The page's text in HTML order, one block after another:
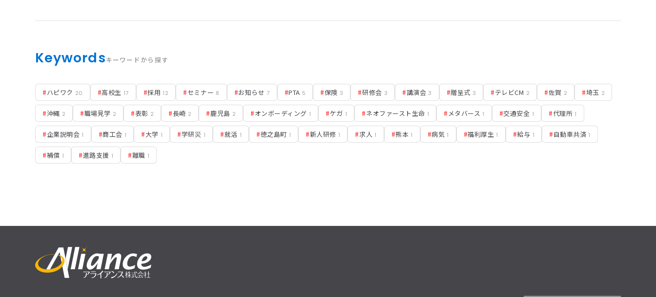
Keywordsキーワードから探す
#ハピワク 20 #高校生 17 #採用 12 #セミナー 8 #お知らせ 7 #PTA 5 #保険 3 #研修会 3 #講演会 3 #贈呈式 3 #テレビCM 2 #佐賀 2 #埼玉 2
#沖縄 2 #職場見学 2 #表彰 2 #長崎 2 #鹿児島 2 #オンボーディング 1 #ケガ 1 #ネオファースト生命 1 #メタバース 1 #交通安全 1 #代理所 1
#企業説明会 1 #商工会 1 #大学 1 #学研災 1 #就活 1 #徳之島町 1 #新人研修 1 #求人 1 #熊本 1 #病気 1 #福利厚生 1 #給与 1 #自動車共済 1
#補償 1 #進路支援 1 #離職 1